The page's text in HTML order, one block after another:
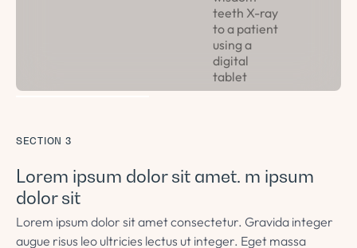
SECTION 3
Lorem ipsum dolor sit amet. m ipsum
dolor sit
Lorem ipsum dolor sit amet consectetur. Gravida integer
augue risus leo ultricies lectus ut integer. Eget massa